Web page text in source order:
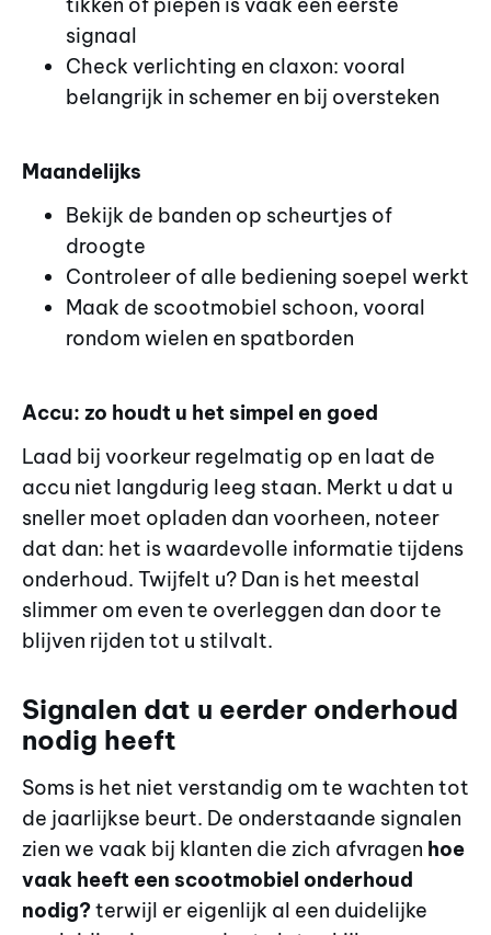
signaal
Check verlichting en claxon: vooral
belangrijk in schemer en bij oversteken
Maandelijks
Bekijk de banden op scheurtjes of
droogte
Controleer of alle bediening soepel werkt
Maak de scootmobiel schoon, vooral
rondom wielen en spatborden
Accu: zo houdt u het simpel en goed
Laad bij voorkeur regelmatig op en laat de
accu niet langdurig leeg staan. Merkt u dat u
sneller moet opladen dan voorheen, noteer
dat dan: het is waardevolle informatie tijdens
onderhoud. Twijfelt u? Dan is het meestal
slimmer om even te overleggen dan door te
blijven rijden tot u stilvalt.
Signalen dat u eerder onderhoud
nodig heeft
Soms is het niet verstandig om te wachten tot
de jaarlijkse beurt. De onderstaande signalen
zien we vaak bij klanten die zich afvragen hoe
vaak heeft een scootmobiel onderhoud
nodig?terwijl er eigenlijk al een duidelijke